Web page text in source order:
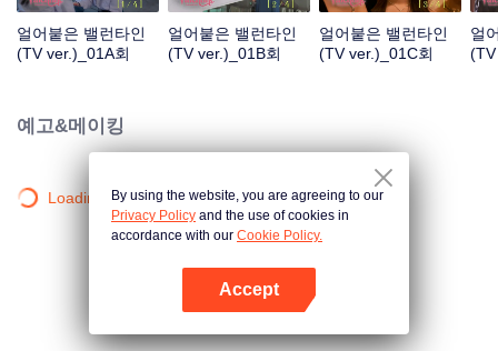
얼어붙은 밸런타인
(TV ver.)_01A회
얼어붙은 밸런타인
(TV ver.)_01B회
얼어붙은 밸런타인
(TV ver.)_01C회
얼
예고&메이킹
Loading…By using the website, you are agreeing to our
Privacy Policy and the use of cookies in
accordance with our Cookie Policy.
Accept